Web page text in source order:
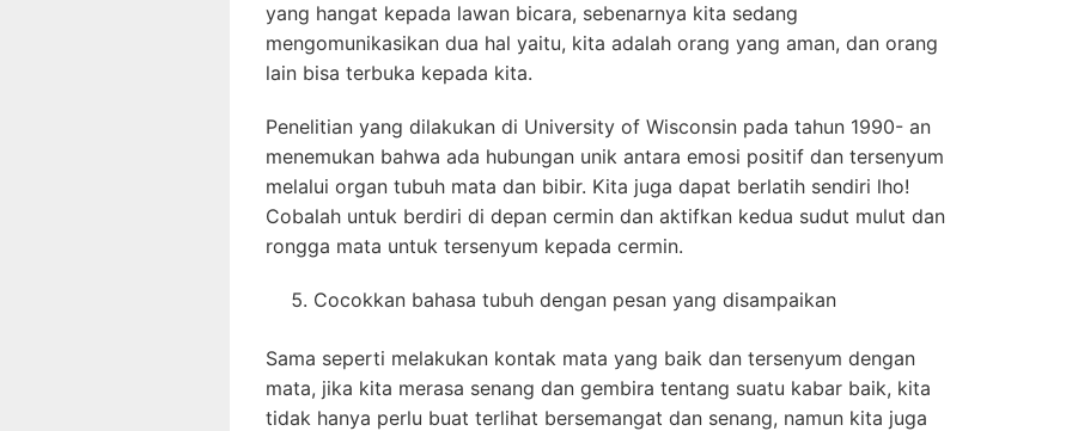
yang hangat kepada lawan bicara, sebenarnya kita sedang
mengomunikasikan dua hal yaitu, kita adalah orang yang aman, dan orang
lain bisa terbuka kepada kita.
Penelitian yang dilakukan di University of Wisconsin pada tahun 1990- an
menemukan bahwa ada hubungan unik antara emosi positif dan tersenyum
melalui organ tubuh mata dan bibir. Kita juga dapat berlatih sendiri lho!
Cobalah untuk berdiri di depan cermin dan aktifkan kedua sudut mulut dan
rongga mata untuk tersenyum kepada cermin.
Cocokkan bahasa tubuh dengan pesan yang disampaikan
Sama seperti melakukan kontak mata yang baik dan tersenyum dengan
mata, jika kita merasa senang dan gembira tentang suatu kabar baik, kita
tidak hanya perlu buat terlihat bersemangat dan senang, namun kita juga